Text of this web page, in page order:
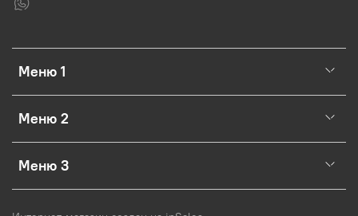
Меню 1
Меню 2
Меню 3